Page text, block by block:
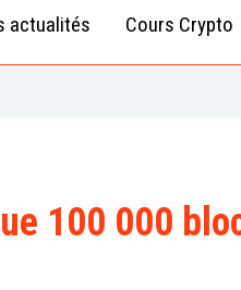
actualités
Crypto
Actu
Web3
Cours Crypto
100 000